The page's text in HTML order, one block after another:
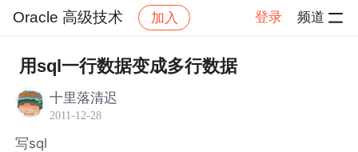
Oracle 高级技术 加入 登录 频道
社区 Oracle 高级技术 帖子详情
用sql一行数据变成多行数据
十里落清迟
2011-12-28
写sql